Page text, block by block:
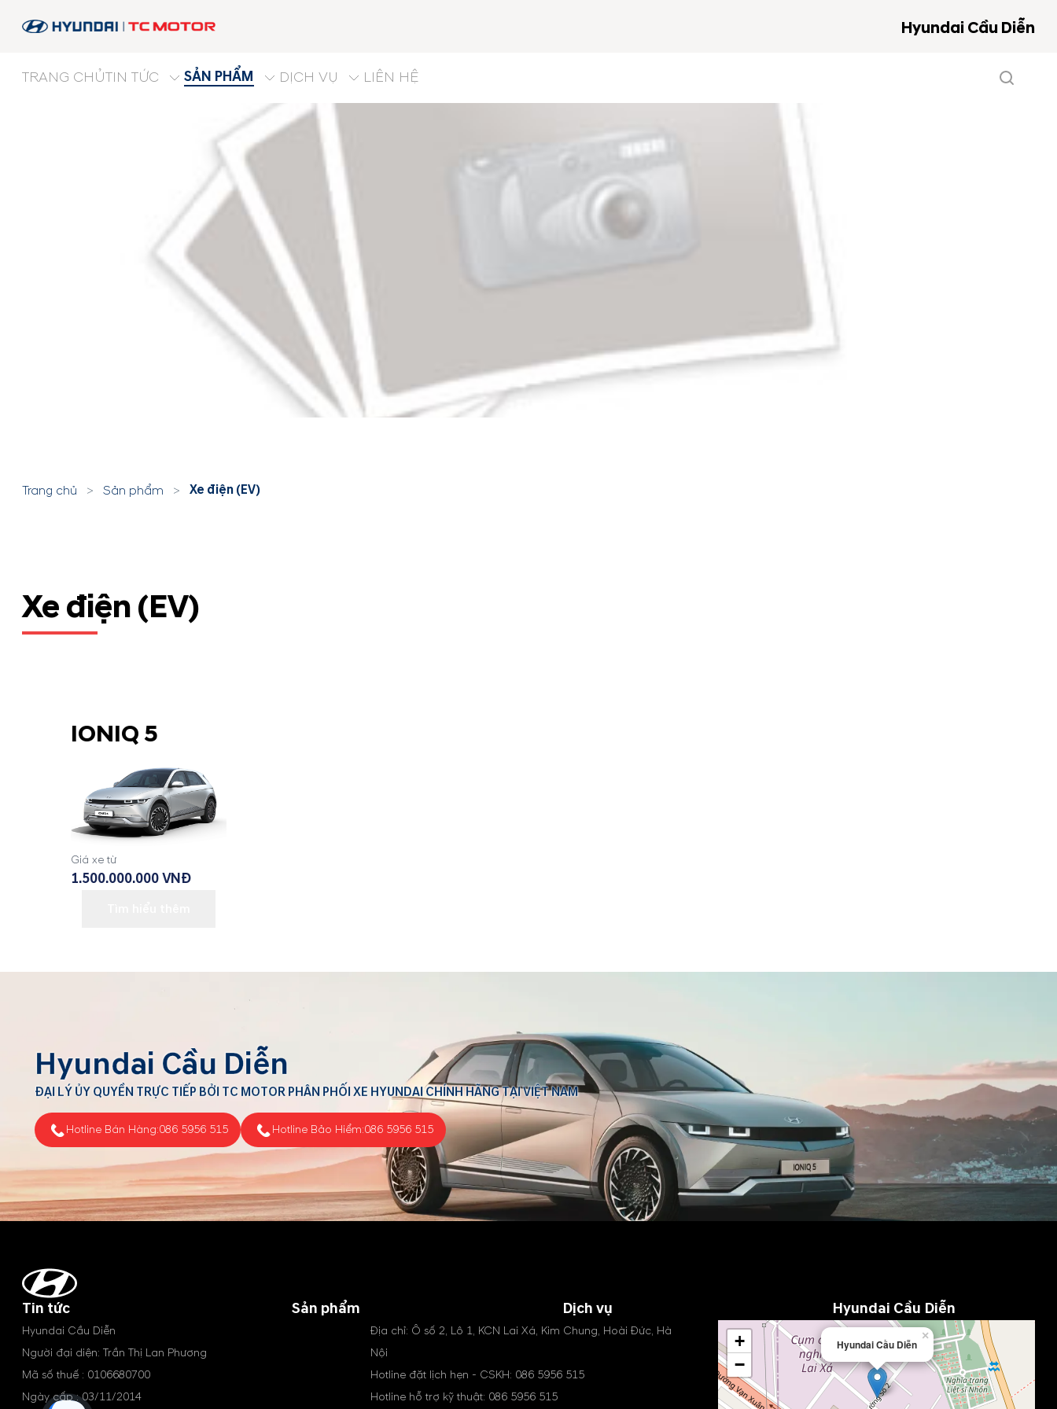
Hyundai Cầu Diễn
TRANG CHỦTIN TỨC SẢN PHẨM DỊCH VỤ LIÊN HỆ
Trang chủ > Sản phẩm > Xe điện (EV)
Xe điện (EV)
IONIQ 5
Giá xe từ
1.500.000.000 VNĐ
Hyundai Cầu Diễn
ĐẠI LÝ ỦY QUYỀN TRỰC TIẾP BỞI TC MOTOR PHÂN PHỐI XE HYUNDAI CHÍNH HÃNG TẠI VIỆT NAM
Hotline Bán Hàng:086 5956 515 Hotline Bảo Hiểm:086 5956 515
Tin tức Sản phẩm Dịch vụ Hyundai Cầu Diễn
Hyundai Cầu Diễn
Người đại diện: Trần Thị Lan Phương
Mã số thuế : 0106680700
Ngày cấp : 03/11/2014
Địa chỉ: Ô số 2, Lô 1, KCN Lai Xá, Kim Chung, Hoài Đức, Hà
Nội
Hotline đặt lịch hẹn - CSKH: 086 5956 515
Hotline hỗ trợ kỹ thuật: 086 5956 515
Hyundai Cầu Diễn
×
+
−